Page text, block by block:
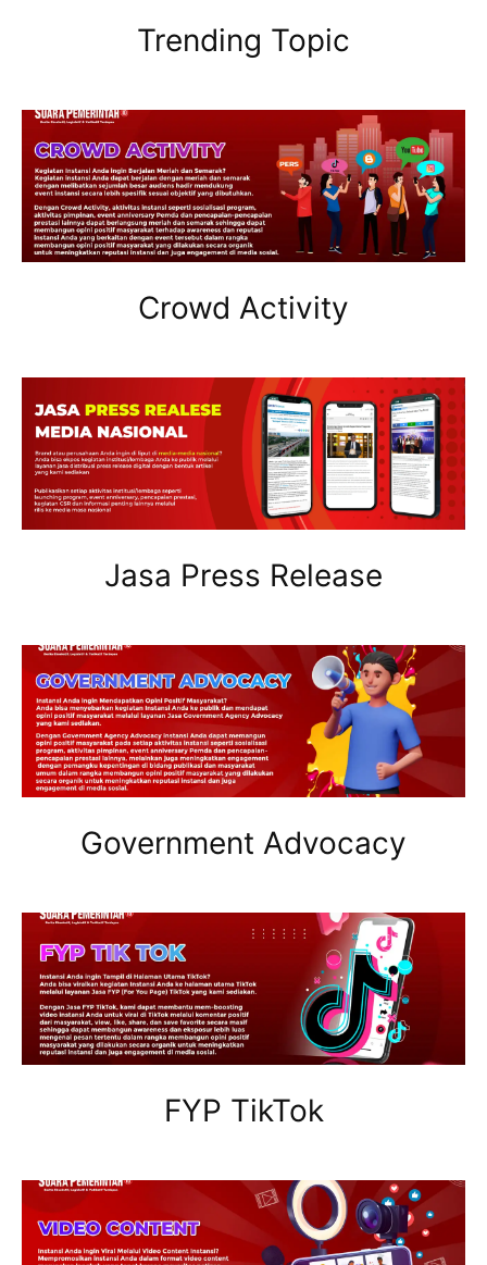
Trending Topic
Crowd Activity
Jasa Press Release
Government Advocacy
FYP TikTok